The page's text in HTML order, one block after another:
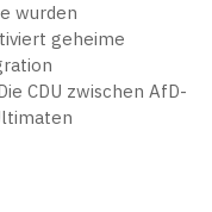
wurden
geheime
CDU zwischen AfD-